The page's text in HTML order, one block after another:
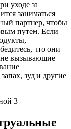
уходе за
заниматься
партнер, чтобы
путем. Если
что они
не вызывающие
зуд и другие